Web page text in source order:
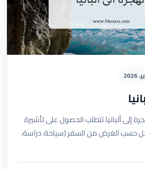
إلى ألبانيا تتطلب الحصول على تأشيرة
حسب الغرض من السفر (سياحة، دراسة،